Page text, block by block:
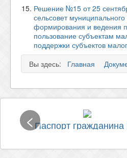
Решение №15 от 25
сельсовет
формирования и ведения
пользование субъектам
поддержки субъектов
Вы здесь:
Главная
Паспорт
<